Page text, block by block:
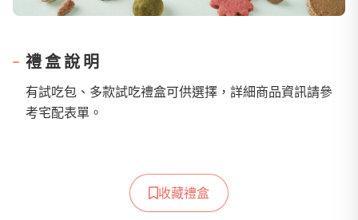
禮盒說明
有試吃包、多款試吃禮盒可供選擇，詳細商品資訊請參
考宅配表單。
收藏禮盒